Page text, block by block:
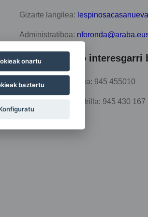
Gizarte langilea:
Administratiboa:
Beste teléfono interesgarri
Legutioko Udaletxea: 945 455010
Gorbeialdeko Kuadrilla: 945 430 167
onartu
baztertu